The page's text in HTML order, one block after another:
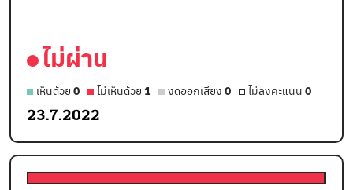
ไม่ผ่าน
เห็นด้วย 0 ไม่เห็นด้วย 1 งดออกเสียง 0 ไม่ลงคะแนน 0
23.7.2022